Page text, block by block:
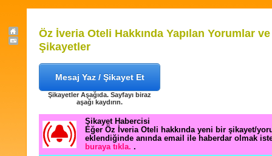
Öz İveria Oteli Hakkında Yapılan Yorumlar ve
Şikayetler
Mesaj Yaz / Şikayet Et
Şikayetler Aşağıda. Sayfayı biraz
aşağı kaydırın.
Şikayet Habercisi
Eğer Öz İveria Oteli hakkında yeni bir şikayet/
eklendiğinde anında email ile haberdar olmak
buraya tıkla. .